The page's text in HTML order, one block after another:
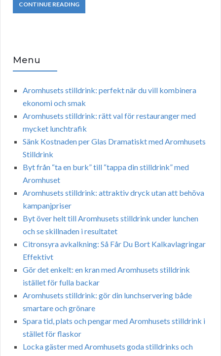
CONTINUE READING
Menu
Aromhusets stilldrink: perfekt när du vill kombinera
ekonomi och smak
Aromhusets stilldrink: rätt val för restauranger med
mycket lunchtrafik
Sänk Kostnaden per Glas Dramatiskt med Aromhusets
Stilldrink
Byt från “ta en burk” till “tappa din stilldrink” med
Aromhuset
Aromhusets stilldrink: attraktiv dryck utan att behöva
kampanjpriser
Byt över helt till Aromhusets stilldrink under lunchen
och se skillnaden i resultatet
Citronsyra avkalkning: Så Får Du Bort Kalkavlagringar
Effektivt
Gör det enkelt: en kran med Aromhusets stilldrink
istället för fulla backar
Aromhusets stilldrink: gör din lunchservering både
smartare och grönare
Spara tid, plats och pengar med Aromhusets stilldrink i
stället för flaskor
Locka gäster med Aromhusets goda stilldrinks och